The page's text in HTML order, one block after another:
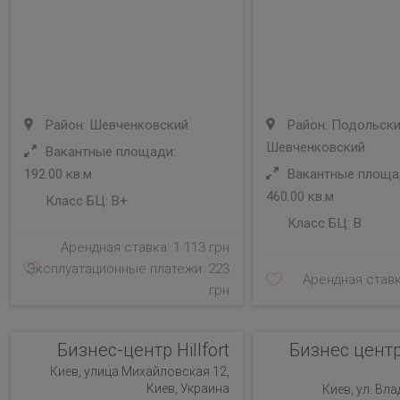
Район: Шевченковский
Вакантные площади:
192.00 кв.м
Класс БЦ: B+
Арендная ставка: 1 113 грн
Эксплуатационные платежи: 223
грн
Район:
Шевченковский
Вакантные
460.00 кв.м
Класс БЦ: B
Арендная
Бизнес-центр Hillfort
Киев, улица Михайловская 12,
Киев, Украина
Бизнес
Киев, ул.